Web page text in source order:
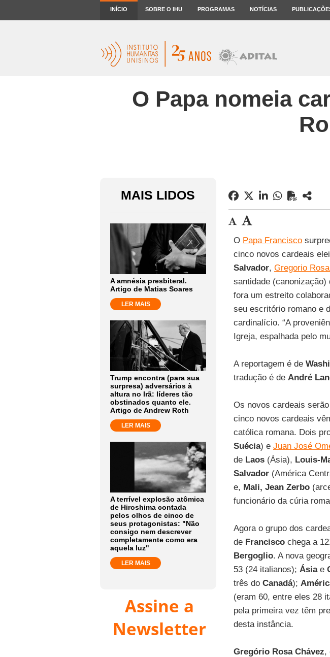
INÍCIO SOBRE O IHU PROGRAMAS NOTÍCIAS
O Papa nomeia
MAIS LIDOS
A amnésia presbiteral.
Artigo de Matias Soares
LER MAIS
Trump encontra (para sua
surpresa) adversários à
altura no Irã: líderes tão
obstinados quanto ele.
Artigo de Andrew Roth
LER MAIS
A terrível explosão atômica
de Hiroshima contada
pelos olhos de cinco de
seus protagonistas: "Não
consigo nem descrever
completamente como era
aquela luz"
LER MAIS
Assine a
Newsletter
O Papa Francisco
cinco novos cardeais
Salvador, Gregorio
santidade
fora um estreito
seu escritório romano e
cardinalício. “A
Igreja, espalhada pelo
A reportagem é de
tradução é de André
Os novos cardeais
cinco novos cardeais
católica romana. Dois
Suécia) e Juan José
de Laos(Ásia), Louis-
Salvador(América
e, Mali, Jean Zerbo
funcionário da cúria
Agora o grupo dos
de Franciscochega a
Bergoglio. A nova
53 (24 italianos); Ásiae
três do Canadá);
(eram 60, entre eles 28
pela primeira vez têm
desta instância.
Gregório Rosa Chávez,